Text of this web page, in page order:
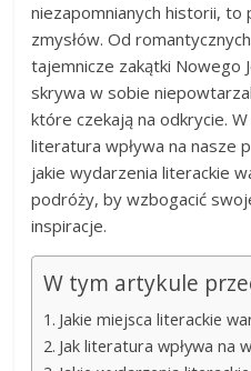
niezapomnianych historii, to
zmysłów. Od
tajemnicze zakątki Nowego
skrywa w sobie
które czekają na odkrycie.
literatura wpływa na nasze
jakie wydarzenia literackie
podróży, by wzbogacić
inspiracje.
W tym artykule
Jakie miejsca literackie
Jak literatura wpływa na